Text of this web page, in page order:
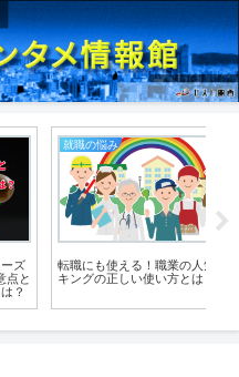
物価高直撃！貧困生活からの脱出
体験⁉副業を始めるのは今がチャ
ンスというその訳とは？